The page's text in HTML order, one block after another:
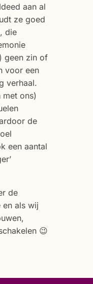
aan al
ze goed
die
geen zin of
voor een
verhaal.
met ons)
de
een aantal
de
en als wij
😉